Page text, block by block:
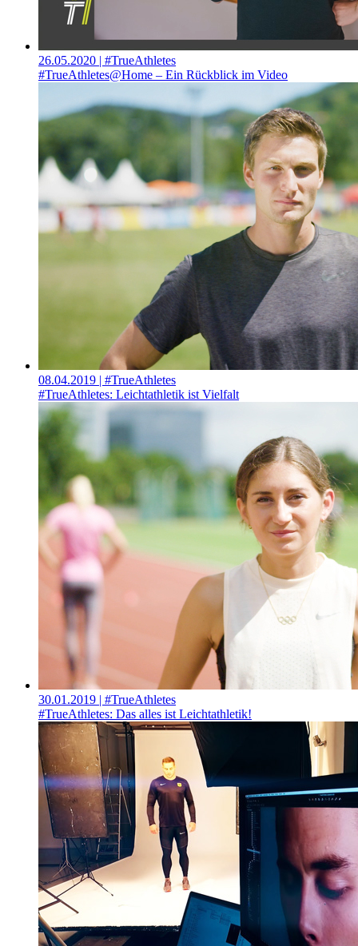
26.05.2020 | #TrueAthletes
#TrueAthletes@Home – Ein Rückblick im Video
08.04.2019 | #TrueAthletes
#TrueAthletes: Leichtathletik ist Vielfalt
30.01.2019 | #TrueAthletes
#TrueAthletes: Das alles ist Leichtathletik!